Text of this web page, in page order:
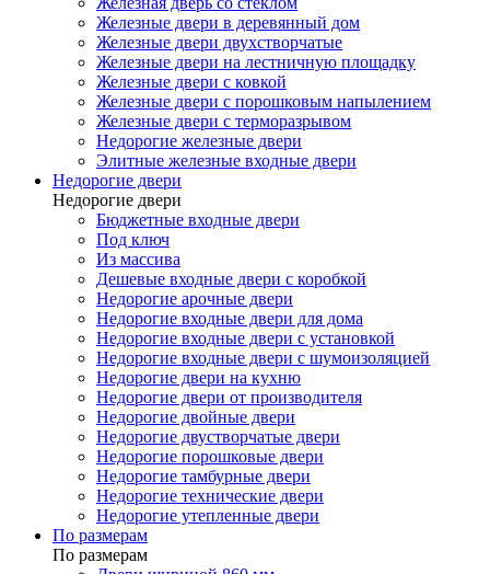
Железные двери в деревянный дом
Железные двери двухстворчатые
Железные двери на лестничную площадку
Железные двери с ковкой
Железные двери с порошковым напылением
Железные двери с терморазрывом
Недорогие железные двери
Элитные железные входные двери
Недорогие двери
Недорогие двери
Бюджетные входные двери
Под ключ
Из массива
Дешевые входные двери с коробкой
Недорогие арочные двери
Недорогие входные двери для дома
Недорогие входные двери с установкой
Недорогие входные двери с шумоизоляцией
Недорогие двери на кухню
Недорогие двери от производителя
Недорогие двойные двери
Недорогие двустворчатые двери
Недорогие порошковые двери
Недорогие тамбурные двери
Недорогие технические двери
Недорогие утепленные двери
По размерам
По размерам